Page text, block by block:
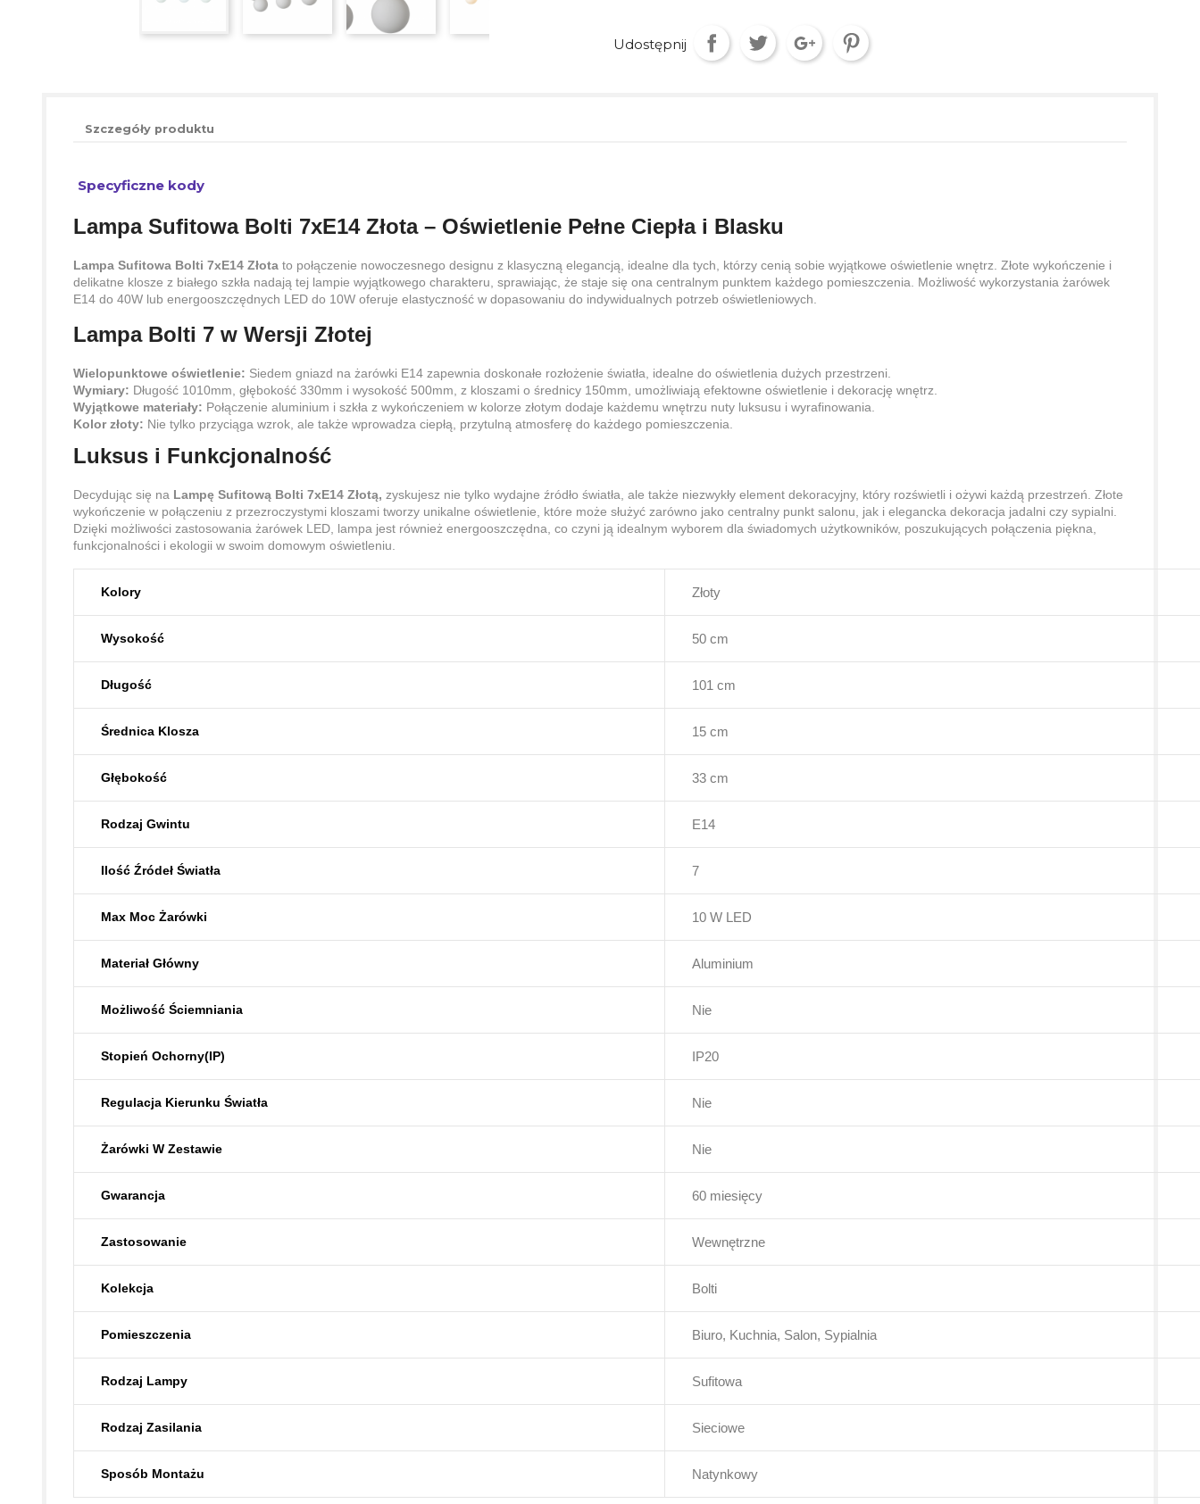
Udostępnij
Szczegóły produktu
Specyficzne kody
Lampa Sufitowa Bolti 7xE14 Złota – Oświetlenie Pełne Ciepła i Blasku
Lampa Sufitowa Bolti 7xE14 Złota to połączenie nowoczesnego designu z klasyczną elegancją, idealne dla tych, którzy cenią sobie wyjątkowe oświetlenie wnętrz. Złote wykończenie i
delikatne klosze z białego szkła nadają tej lampie wyjątkowego charakteru, sprawiając, że staje się ona centralnym punktem każdego pomieszczenia. Możliwość wykorzystania żarówek
E14 do 40W lub energooszczędnych LED do 10W oferuje elastyczność w dopasowaniu do indywidualnych potrzeb oświetleniowych.
Lampa Bolti 7 w Wersji Złotej
Wielopunktowe oświetlenie: Siedem gniazd na żarówki E14 zapewnia doskonałe rozłożenie światła, idealne do oświetlenia dużych przestrzeni.
Wymiary: Długość 1010mm, głębokość 330mm i wysokość 500mm, z kloszami o średnicy 150mm, umożliwiają efektowne oświetlenie i dekorację wnętrz.
Wyjątkowe materiały: Połączenie aluminium i szkła z wykończeniem w kolorze złotym dodaje każdemu wnętrzu nuty luksusu i wyrafinowania.
Kolor złoty: Nie tylko przyciąga wzrok, ale także wprowadza ciepłą, przytulną atmosferę do każdego pomieszczenia.
Luksus i Funkcjonalność
Decydując się na Lampę Sufitową Bolti 7xE14 Złotą, zyskujesz nie tylko wydajne źródło światła, ale także niezwykły element dekoracyjny, który rozświetli i ożywi każdą przestrzeń. Złote
wykończenie w połączeniu z przezroczystymi kloszami tworzy unikalne oświetlenie, które może służyć zarówno jako centralny punkt salonu, jak i elegancka dekoracja jadalni czy sypialni.
Dzięki możliwości zastosowania żarówek LED, lampa jest również energooszczędna, co czyni ją idealnym wyborem dla świadomych użytkowników, poszukujących połączenia piękna,
funkcjonalności i ekologii w swoim domowym oświetleniu.
Kolory Złoty
Wysokość 50 cm
Długość 101 cm
Średnica Klosza 15 cm
Głębokość 33 cm
Rodzaj Gwintu E14
Ilość Źródeł Światła 7
Max Moc Żarówki 10 W LED
Materiał Główny Aluminium
Możliwość Ściemniania Nie
Stopień Ochorny(IP) IP20
Regulacja Kierunku Światła Nie
Żarówki W Zestawie Nie
Gwarancja 60 miesięcy
Zastosowanie Wewnętrzne
Kolekcja Bolti
Pomieszczenia Biuro, Kuchnia, Salon, Sypialnia
Rodzaj Lampy Sufitowa
Rodzaj Zasilania Sieciowe
Sposób Montażu Natynkowy